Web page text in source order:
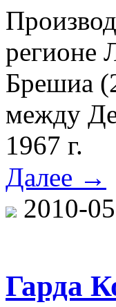
регионе
Брешиа
между
1967 г.
Далее →
2010-
Гарда